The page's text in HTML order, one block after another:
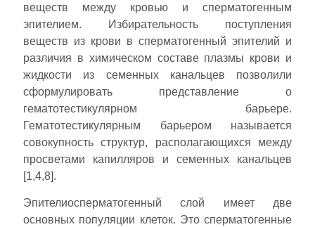
веществ между кровью и сперматогенным
эпителием. Избирательность поступления
веществ из крови в сперматогенный эпителий и
различия в химическом составе плазмы крови и
жидкости из семенных канальцев позволили
сформулировать представление о
гематотестикулярном барьере.
Гематотестикулярным барьером называется
совокупность структур, располагающихся между
просветами капилляров и семенных канальцев
[1,4,8].
Эпителиосперматогенный слой имеет две
основных популяции клеток. Это сперматогенные